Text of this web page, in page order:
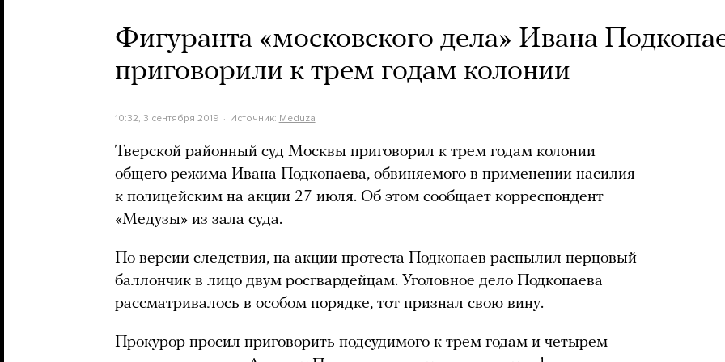
Фигуранта «московского дела» Ивана
приговорили к трем годам колонии
10:32, 3 сентября 2019 Источник: Meduza
Тверской районный суд Москвы приговорил к трем годам колонии
общего режима Ивана Подкопаева, обвиняемого в применении насилия
к полицейским на акции 27 июля. Об этом сообщает корреспондент
«Медузы» из зала суда.
По версии следствия, на акции протеста Подкопаев распылил перцовый
баллончик в лицо двум росгвардейцам. Уголовное дело Подкопаева
рассматривалось в особом порядке, тот признал свою вину.
Прокурор просил приговорить подсудимого к трем годам и четырем